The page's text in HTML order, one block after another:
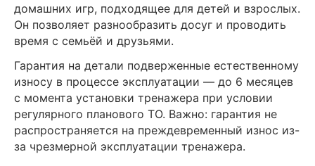
домашних игр, подходящее для детей и взрослых.
Он позволяет разнообразить досуг и проводить
время с семьёй и друзьями.
Гарантия на детали подверженные естественному
износу в процессе эксплуатации — до 6 месяцев
с момента установки тренажера при условии
регулярного планового ТО. Важно: гарантия не
распространяется на преждевременный износ из-
за чрезмерной эксплуатации тренажера.